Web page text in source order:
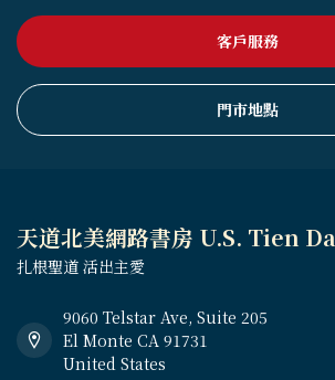
客戶服務
門市地點
天道北美網路書房 U.S. Tien
扎根聖道 活出主愛
9060 Telstar Ave, Suite 205
El Monte CA 91731
United States